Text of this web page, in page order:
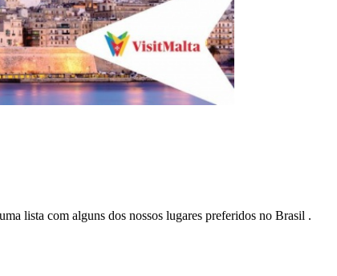
lista com alguns dos nossos lugares preferidos no Brasil .